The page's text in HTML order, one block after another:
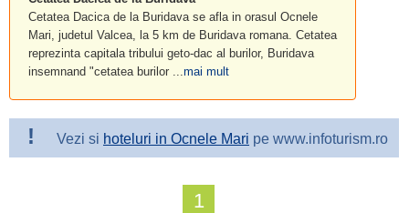
Cetatea Dacica de la Buridava se afla in orasul Ocnele
Mari, judetul Valcea, la 5 km de Buridava romana. Cetatea
reprezinta capitala tribului geto-dac al burilor, Buridava
insemnand "cetatea burilor ...mai mult
! Vezi si hoteluri in Ocnele Mari pe www.infoturism.ro
1